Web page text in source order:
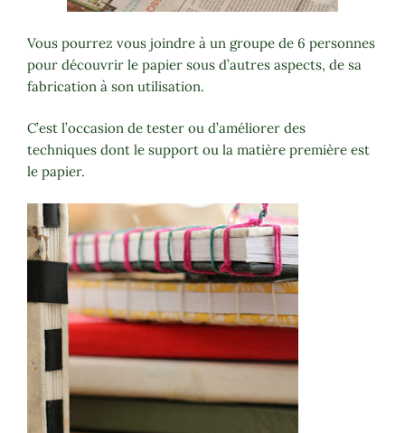
Vous pourrez vous joindre à un groupe de 6 personnes
pour découvrir le papier sous d’autres aspects, de sa
fabrication à son utilisation.
C’est l’occasion de tester ou d’améliorer des
techniques dont le support ou la matière première est
le papier.